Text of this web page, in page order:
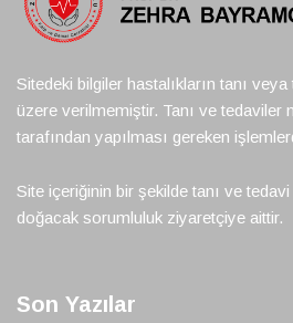
Sitedeki bilgiler hastalıkların tanı
üzere verilmemiştir. Tanı ve tedaviler
tarafından yapılması gereken
Site içeriğinin bir şekilde tanı ve tedavi
doğacak sorumluluk ziyaretçiye aittir.
Son Yazılar